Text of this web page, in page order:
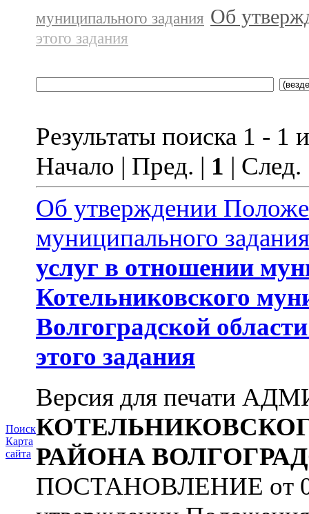
Поиск
Карта
сайта
муниципального задания Об
этого задания
Результаты поиска 1 - 1
Начало | Пред. | 1 |
Об утверждении
муниципального
услуг в отношении
Котельниковского
Волгоградской области
этого задания
Версия для печати
РАЙОНА
ПОСТАНОВЛЕНИЕ от